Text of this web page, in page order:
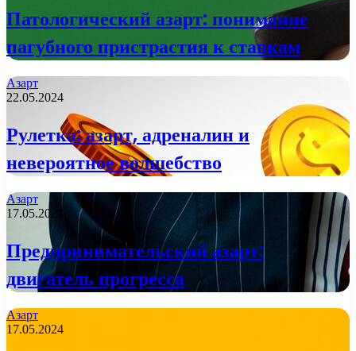
Патологический азарт: понимание
пагубного пристрастия к ставкам
Азарт
22.05.2024
Рулетка: азарт, адреналин и
невероятное волшебство
Азарт
17.05.2024
Предпринимательский азарт:
двигатель прогресса
Азарт
17.05.2024